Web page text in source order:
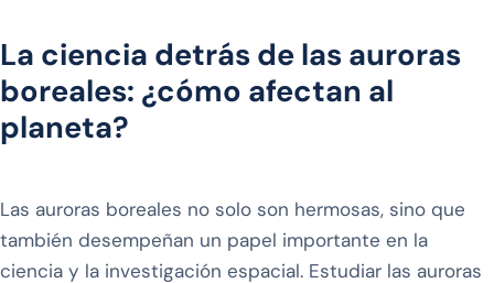
La ciencia detrás de las auroras
boreales: ¿cómo afectan al
planeta?
Las auroras boreales no solo son hermosas, sino que
también desempeñan un papel importante en la
ciencia y la investigación espacial. Estudiar las auroras